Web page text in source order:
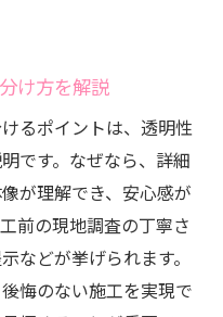
け方を解説
るポイントは、透明性
です。なぜなら、詳細
が理解でき、安心感が
前の現地調査の丁寧さ
などが挙げられます。
悔のない施工を実現で